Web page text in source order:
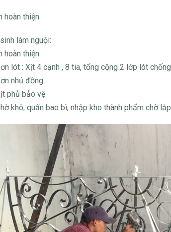
hoàn thiện
làm nguội:
hoàn thiện
lót : Xịt 4 cạnh , 8 tia, tổng cộng 2 lớp lót
nhủ đồng
phủ bảo vệ
khô, quấn bao bì, nhập kho thành phẩm chờ